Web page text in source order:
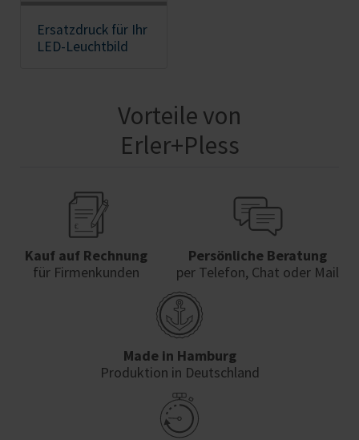
Ersatzdruck für Ihr
LED-Leuchtbild
Vorteile von
Erler+Pless
Kauf auf Rechnung
für Firmenkunden
Persönliche Beratung
per Telefon, Chat oder Mail
Made in Hamburg
Produktion in Deutschland